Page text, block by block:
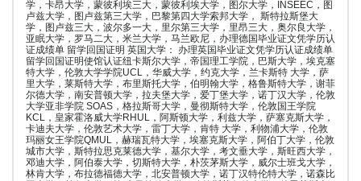
学，卡昂大学，蒙彼利埃三大，蒙彼利埃大学，图尔大学，INSEEC，图
卢兹大学，图卢兹第三大学，巴黎第四大学索邦大学， 斯特拉斯堡大
学，图卢兹三大，波尔多一大，里尔第三大学，里昂三大，奥尔良大学，
亚眠大学，罗马二大，米兰大学，马兰欧尼，办理德国毕业证文凭学历认
证成绩单 留学回国证明 英国大学： 办理英国毕业证文凭学历认证成绩单
留学回国证明使馆认证纽卡斯尔大学，帝国理工学院，巴斯大学，埃克塞
特大学，伦敦大学学院UCL，华威大学，约克大学，兰卡斯特 大学，萨
里大学，莱斯特大学，布里斯托大学，伯明翰大学，格鲁斯特大学，谢菲
尔德大学，南安普顿大学，拉夫堡大学，爱丁堡大学，诺丁汉大学，伦敦
大学亚非学院 SOAS，格拉斯哥大学，曼彻斯特大学，伦敦国王学院
KCL，皇家霍洛威大学RHUL，阿斯顿大学，利兹大学，萨塞克斯大学，
卡迪夫大学，伦敦艺术大学，雷丁大学，肯特 大学，利物浦大学，伦敦
玛丽女王学院QMUL，赫瑞瓦特大学，埃塞克斯大学，阿伯丁大学，伦敦
城市大学，斯特拉思克莱德大学，基尔大学，考文垂大学，斯旺西大学，
邓迪大学，阿伯泰大学，切斯特大学，朴茨茅斯大学，威尔士班戈大学，
林肯大学，布拉德福德大学，北安普顿大学，诺丁汉特伦特大学，诺森比